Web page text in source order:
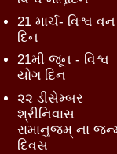
21 માર્ચ- વિશ્વ વન
દિન
21મી જૂન - વિશ્વ
યોગ દિન
૨૨ ડીસેમ્બર
શ્રીનિવાસ
રામાનુજમ્ ના
દિવસ